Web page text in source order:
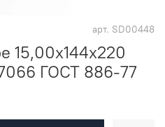
арт. SD00448
15,00х144х220
ГОСТ 886-77